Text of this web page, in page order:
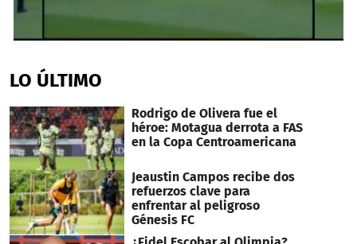
of
1
23
seconds
LO ÚLTIMO
Rodrigo de Olivera fue el
héroe: Motagua derrota a FAS
en la Copa Centroamericana
Jeaustin Campos recibe dos
refuerzos clave para
enfrentar al peligroso
Génesis FC